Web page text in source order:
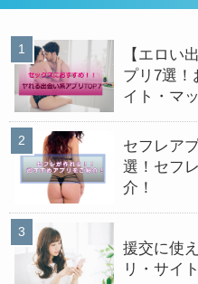
【エロい
プリ7選！
イト・マ
セフレア
選！セフ
介！
援交に使
リ・サイ